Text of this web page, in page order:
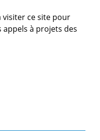
visiter ce site pour
à projets des